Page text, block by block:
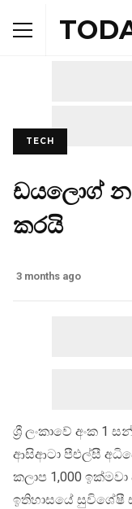
TECH
ඩයලොග්
කරයි
3 months ago
ශ්‍රී ලංකාවේ අංක
ආසිආටා පීඑල්සී
කලාප 1,000
ඉතිහාස‌යේ සුවිශේෂී